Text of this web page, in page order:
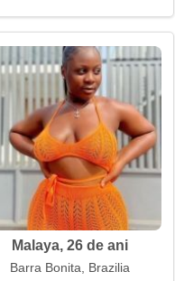
Malaya, 26 de ani
Barra Bonita, Brazilia